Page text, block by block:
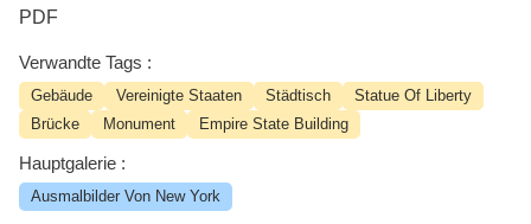
PDF
Verwandte Tags :
Gebäude Vereinigte Staaten Städtisch
Statue Of Liberty
Brücke
Monument Empire State Building
Hauptgalerie :
Ausmalbilder Von New York